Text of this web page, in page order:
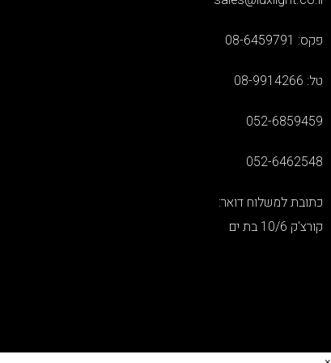
פקס: 08-6459791
טל: 08-9914266
052-6859459
052-6462548
כתובת למשלוח דואר:
קורצ'ק 10/6 בת ים